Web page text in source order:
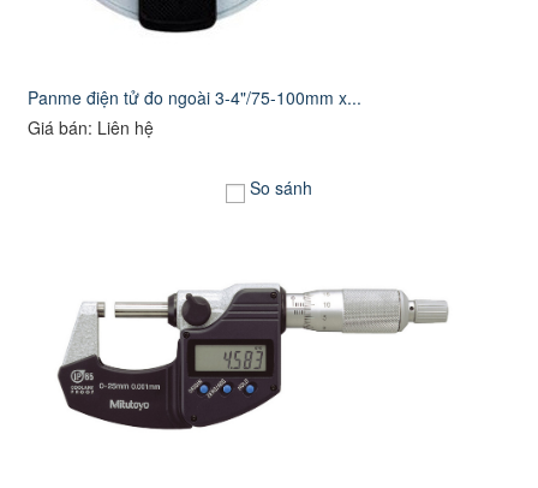
Panme điện tử đo ngoài 3-4"/75-100mm x...
Giá bán: Liên hệ
So sánh